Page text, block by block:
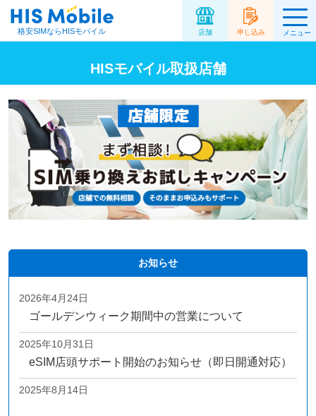
格安SIMならHISモバイル 店舗 申し込み メニュー
HISモバイル取扱店舗
お知らせ
2026年4月24日
ゴールデンウィーク期間中の営業について
2025年10月31日
eSIM店頭サポート開始のお知らせ（即日開通対応）
2025年8月14日